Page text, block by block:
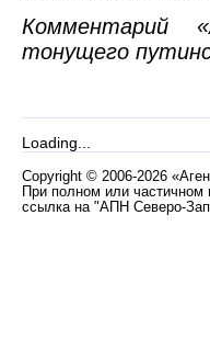
Комментарий
тонущего
Loading...
Copyright © 2006-2026
При полном или
ссылка на "АПН Северо-